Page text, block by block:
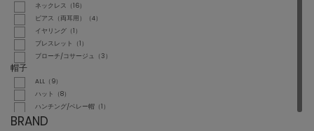
ネックレス（16）
ピアス（両耳用）（4）
イヤリング（1）
ブレスレット（1）
ブローチ/コサージュ（3）
帽子
ALL（9）
ハット（8）
ハンチング/ベレー帽（1）
BRAND